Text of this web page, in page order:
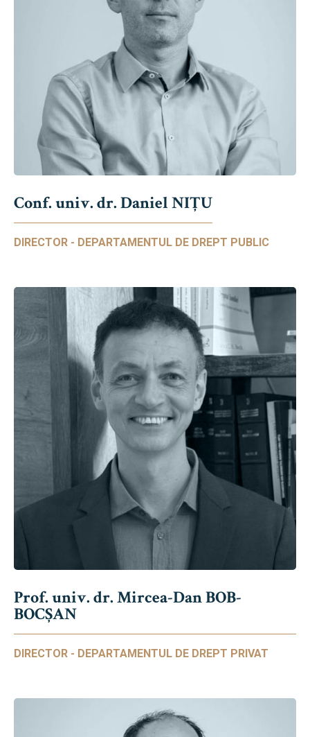
Conf. univ. dr. Daniel NIŢU
DIRECTOR - DEPARTAMENTUL DE DREPT PUBLIC
Prof. univ. dr. Mircea-Dan BOB-
BOCȘAN
DIRECTOR - DEPARTAMENTUL DE DREPT PRIVAT